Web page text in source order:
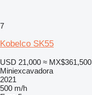
7
Kobelco SK55
USD 21,000 ≈ MX$361,500
Miniexcavadora
2021
500 m/h